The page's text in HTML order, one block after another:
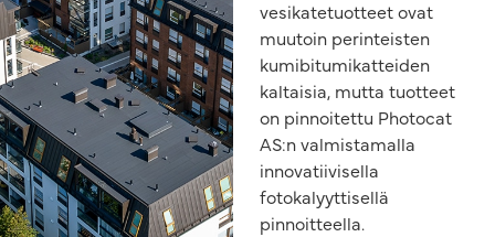
vesikatetuotteet ovat
muutoin perinteisten
kumibitumikatteiden
kaltaisia, mutta tuotteet
on pinnoitettu Photocat
AS:n valmistamalla
innovatiivisella
fotokalyyttisellä
pinnoitteella.